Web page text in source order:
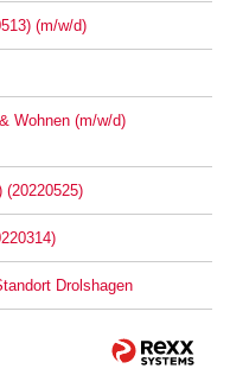
(m/w/d)
Wohnen (m/w/d)
Drolshagen